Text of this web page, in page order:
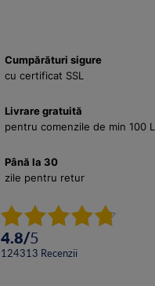
Cumpărături sigure
cu certificat SSL
Livrare gratuită
pentru comenzile de min 100
Până la 30
zile pentru retur
4.8/5
124313 Recenzii